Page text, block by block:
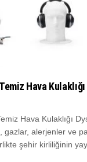
Hava Kulaklığı
Hava Kulaklığı
gazlar, alerjenler ve
şehir kirliliğinin